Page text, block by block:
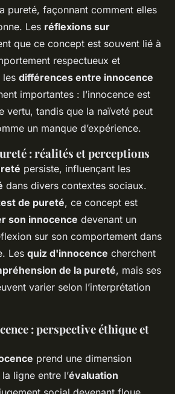
pureté, façonnant comment elles
Les réflexions sur
que ce concept est souvent lié à
respectueux et
les différences entre innocence
importantes : l’innocence est
vertu, tandis que la naïveté peut
un manque d’expérience.
: réalités et perceptions
persiste, influençant les
dans divers contextes sociaux.
de pureté, ce concept est
son innocence devenant un
sur son comportement dans
Les quiz d'innocence cherchent
de la pureté, mais ses
varier selon l’interprétation
: perspective éthique et
prend une dimension
ligne entre l’évaluation